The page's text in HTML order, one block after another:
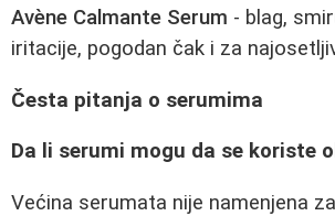
Avène Calmante Serum - blag,
iritacije, pogodan čak i za
Česta pitanja o serumima
Da li serumi mogu da se koriste
Većina serumata nije namenjena